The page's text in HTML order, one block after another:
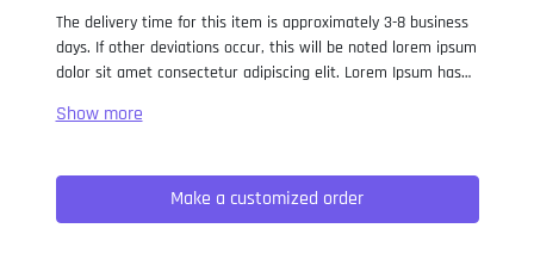
The delivery time for this item is approximately 3-8 business
days. If other deviations occur, this will be noted lorem ipsum
dolor sit amet consectetur adipiscing elit. Lorem Ipsum has
when an unknown printer took a galley of type and
not only five centuries, but also the leap into electronic
typesetting, remaining essentially unchanged. It was
popularised in the 1960s with the release of Letraset sheets
Make a customized order